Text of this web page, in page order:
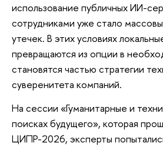
использование публичных ИИ-
сотрудниками уже стало
утечек. В этих условиях
превращаются из опции в
становятся частью стратегии
суверенитета компаний.
На сессии «Гуманитарные и
поисках будущего», которая
ЦИПР-2026, эксперты